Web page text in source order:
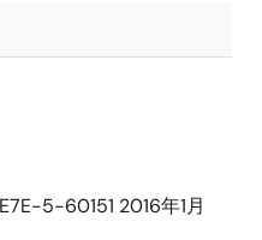
5-60151 2016年1月